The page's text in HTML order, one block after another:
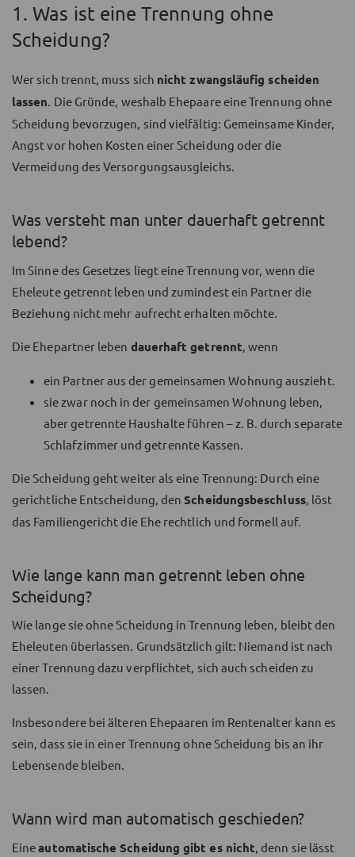
1. Was ist eine Trennung ohne
Scheidung?
Wer sich trennt, muss sich nicht zwangsläufig scheiden
lassen . Die Gründe, weshalb Ehepaare eine Trennung ohne
Scheidung bevorzugen, sind vielfältig: Gemeinsame Kinder,
Angst vor hohen Kosten einer Scheidung oder die
Vermeidung des Versorgungsausgleichs.
Was versteht man unter dauerhaft getrennt
lebend?
Im Sinne des Gesetzes liegt eine Trennung vor, wenn die
Eheleute getrennt leben und zumindest ein Partner die
Beziehung nicht mehr aufrecht erhalten möchte.
Die Ehepartner leben dauerhaft getrennt , wenn
ein Partner aus der gemeinsamen Wohnung auszieht.
sie zwar noch in der gemeinsamen Wohnung leben,
aber getrennte Haushalte führen – z. B. durch separate
Schlafzimmer und getrennte Kassen.
Die Scheidung geht weiter als eine Trennung: Durch eine
gerichtliche Entscheidung, denScheidungsbeschluss, löst
das Familiengericht die Ehe rechtlich und formell auf.
Wie lange kann man getrennt leben ohne
Scheidung?
Wie lange sie ohne Scheidung in Trennung leben, bleibt den
Eheleuten überlassen. Grundsätzlich gilt: Niemand ist nach
einer Trennung dazu verpflichtet, sich auch scheiden zu
lassen.
Insbesondere bei älteren Ehepaaren im Rentenalter kann es
sein, dass sie in einer Trennung ohne Scheidung bis an ihr
Lebensende bleiben.
Wann wird man automatisch geschieden?
Eineautomatische Scheidung gibt es nicht, denn sie lässt